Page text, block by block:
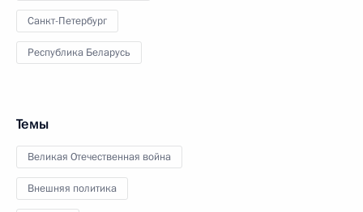
Санкт-Петербург
Республика Беларусь
Темы
Великая Отечественная война
Внешняя политика